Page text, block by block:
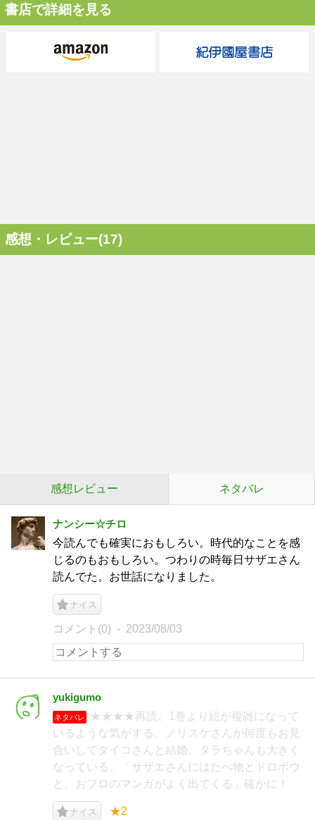
書店で詳細を見る
感想・レビュー(17)
感想レビュー ネタバレ
ナンシー☆チロ
今読んでも確実におもしろい。時代的なことを感
じるのもおもしろい。つわりの時毎日サザエさん
読んでた。お世話になりました。
ナイス
コメント(0) 2023/08/03
yukigumo
ネタバレ
★★★★再読。1巻より絵が複雑になって
いるような気がする。ノリスケさんが何度もお見
合いしてタイコさんと結婚。タラちゃんも大きく
なっている。「サザエさんにはたべ物とドロボウ
と、おフロのマンガがよく出てくる」確かに！
ナイス ★2